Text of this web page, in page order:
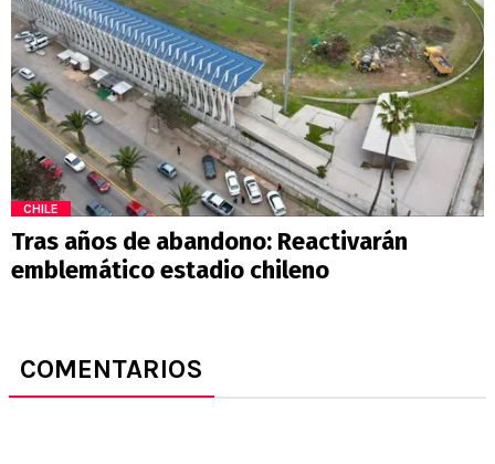
CHILE
Tras años de abandono: Reactivarán
emblemático estadio chileno
COMENTARIOS